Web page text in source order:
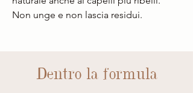
Non unge e non lascia residui.
Dentro la formula